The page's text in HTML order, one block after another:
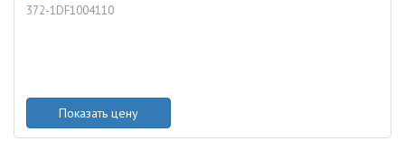
372-1DF1004110
Показать цену